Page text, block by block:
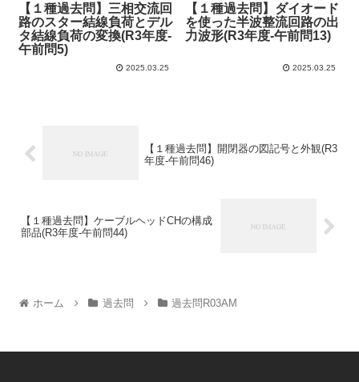
【１種過去問】三相交流回
路のスター結線負荷とデル
タ結線負荷の変換(R3年度-
午前問5)
2025.03.25
【１種過去問】ダイオード
を使った半波整流回路の出
力波形(R3年度-午前問13)
2025.03.25
【１種過去問】開閉器の図記号と外観(R3
年度-午前問46)
【１種過去問】ケーブルヘッドCHの構成
部品(R3年度-午前問44)
ホーム 過去問 過去問R03AM